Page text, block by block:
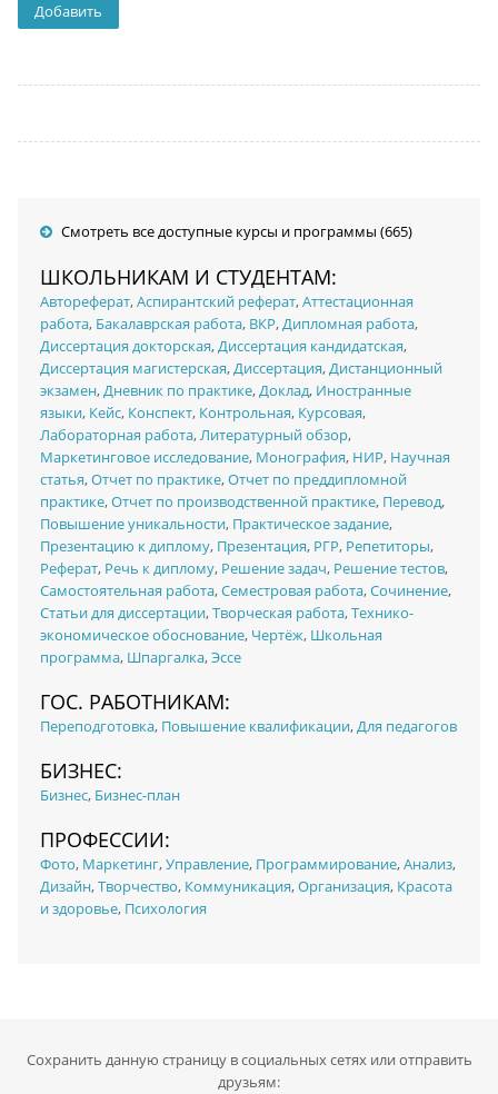
Смотреть все доступные курсы и программы (665)
ШКОЛЬНИКАМ И СТУДЕНТАМ:
Автореферат,Аспирантский реферат,Аттестационная
работа, Бакалаврская работа, ВКР,Дипломная работа,
Диссертация докторская,Диссертация кандидатская,
Диссертация магистерская,Диссертация,Дистанционный
экзамен,Дневник по практике,Доклад, Иностранные
языки, Кейс, Конспект, Контрольная, Курсовая,
Лабораторная работа,Литературный обзор,
Маркетинговое исследование, Монография, НИР, Научная
статья,Отчет по практике,Отчет по преддипломной
практике,Отчет по производственной практике, Перевод,
Повышение уникальности, Практическое задание,
Презентацию к диплому, Презентация, РГР, Репетиторы,
Реферат, Речь к диплому, Решение задач, Решение тестов,
Самостоятельная работа,Семестровая работа,Сочинение,
Статьи для диссертации,Творческая работа,Технико-
экономическое обоснование, Чертёж, Школьная
программа, Шпаргалка,Эссе
ГОС. РАБОТНИКАМ:
Переподготовка, Повышение квалификации,Для педагогов
БИЗНЕС:
Бизнес, Бизнес-план
ПРОФЕССИИ:
Фото, Маркетинг,Управление, Программирование,Анализ,
Дизайн,Творчество, Коммуникация,Организация, Красота
и здоровье, Психология
Сохранить данную страницу в социальных сетях или отправить
друзьям: